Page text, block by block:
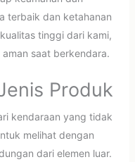
terbaik dan ketahanan
tinggi dari kami,
saat berkendara.
Produk
kendaraan yang tidak
melihat dengan
dari elemen luar.